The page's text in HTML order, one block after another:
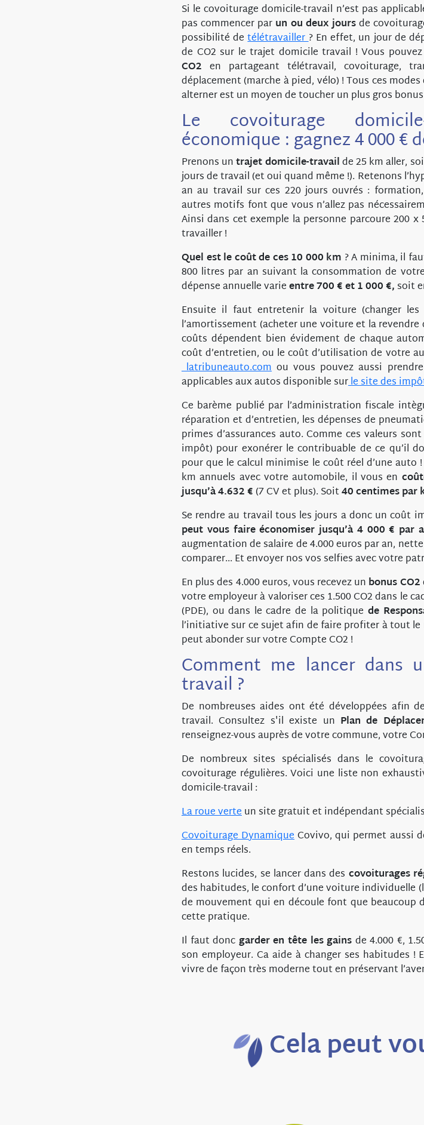
Si le covoiturage domicile-travail n’est pas
pas commencer par un ou deux joursde
possibilité detélétravailler? En effet, un jour de
de CO2 sur le trajet domicile travail ! Vous
CO2 en partageant télétravail, covoiturage,
déplacement (marche à pied, vélo) ! Tous ces
alterner est un moyen de toucher un plus gros bonus
Le covoiturage
économique : gagnez 4 000 €
Prenons untrajet domicile-travailde 25 km aller,
jours de travail (et oui quand même !). Retenons
an au travail sur ces 220 jours ouvrés :
autres motifs font que vous n’allez pas
Ainsi dans cet exemple la personne parcoure 200 x
travailler !
Quel est le coût de ces 10 000 km ? A minima, il
800 litres par an suivant la consommation de
dépense annuelle varieentre 700 € et 1 000 €, soit
Ensuite il faut entretenir la voiture (changer
l’amortissement (acheter une voiture et la revendre
coûts dépendent bien évidement de chaque
coût d’entretien, ou le coût d’utilisation de votre
latribuneauto.com ou vous pouvez aussi
applicables aux autos disponible surle site des
Ce barème publié par l’administration fiscale
réparation et d’entretien, les dépenses de
primes d’assurances auto. Comme ces valeurs
impôt) pour exonérer le contribuable de ce qu’il
pour que le calcul minimise le coût réel d’une
km annuels avec votre automobile, il vous en
jusqu’à 4.632 € (7 CV et plus). Soit40 centimes par
Se rendre au travail tous les jours a donc un coût
peut vous faire économiser jusqu’à 4 000 € par
augmentation de salaire de 4.000 euros par an,
comparer... Et envoyer nos vos selfies avec votre
En plus des 4.000 euros, vous recevez un bonus CO2
votre employeur à valoriser ces 1.500 CO2 dans le
(PDE), ou dans le cadre de la politique de
l’initiative sur ce sujet afin de faire profiter à tout le
peut abonder sur votre Compte CO2 !
Comment me lancer dans
travail ?
De nombreuses aides ont été développées afin
travail. Consultez s'il existe un Plan de
renseignez-vous auprès de votre commune, votre
De nombreux sites spécialisés dans le
covoiturage régulières. Voici une liste non
domicile-travail :
La roue verteun site gratuit et indépendant
Covoiturage DynamiqueCovivo, qui permet aussi
en temps réels.
Restons lucides, se lancer dans des covoiturages
des habitudes, le confort d’une voiture individuelle
de mouvement qui en découle font que beaucoup
cette pratique.
Il faut donc garder en tête les gains de 4.000 €,
son employeur. Ca aide à changer ses habitudes
vivre de façon très moderne tout en préservant
Cela peut